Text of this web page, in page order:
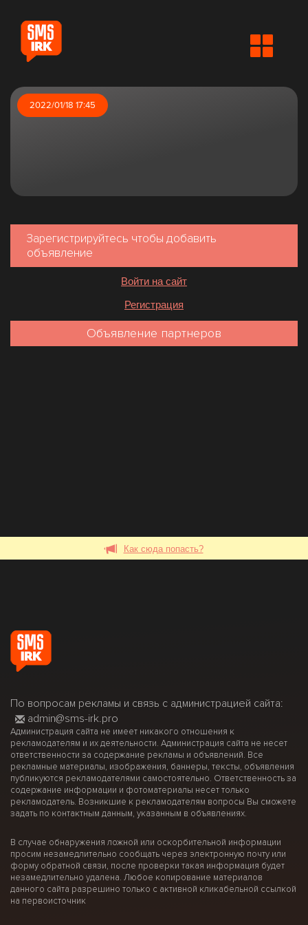
2022/01/18 17:45
Зарегистрируйтесь чтобы добавить
объявление
Войти на сайт
Регистрация
Объявление партнеров
Как сюда попасть?
По вопросам рекламы и связь с администрацией сайта:
admin@sms-irk.pro
Администрация сайта не имеет никакого отношения к
рекламодателям и их деятельности. Администрация сайта не несет
ответственности за содержание рекламы и объявлений. Все
рекламные материалы, изображения, баннеры, тексты, объявления
публикуются рекламодателями самостоятельно. Ответственность за
содержание информации и фотоматериалы несет только
рекламодатель. Возникшие к рекламодателям вопросы Вы сможете
задать по контактным данным, указанным в объявлениях.
В случае обнаружения ложной или оскорбительной информации
просим незамедлительно сообщать через электронную почту или
форму обратной связи, после проверки такая информация будет
незамедлительно удалена. Любое копирование материалов
данного сайта разрешино только с активной кликабельной ссылкой
на первоисточник